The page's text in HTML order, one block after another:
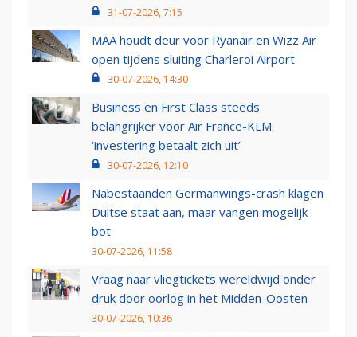
31-07-2026, 7:15
MAA houdt deur voor Ryanair en Wizz Air
open tijdens sluiting Charleroi Airport
30-07-2026, 14:30
Business en First Class steeds
belangrijker voor Air France-KLM:
‘investering betaalt zich uit’
30-07-2026, 12:10
Nabestaanden Germanwings-crash klagen
Duitse staat aan, maar vangen mogelijk
bot
30-07-2026, 11:58
Vraag naar vliegtickets wereldwijd onder
druk door oorlog in het Midden-Oosten
30-07-2026, 10:36